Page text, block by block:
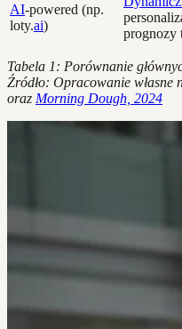
AI-powered (np.
loty.ai)
prognozy
Tabela 1: Porównanie
Źródło: Opracowanie własne
oraz Morning Dough, 2024